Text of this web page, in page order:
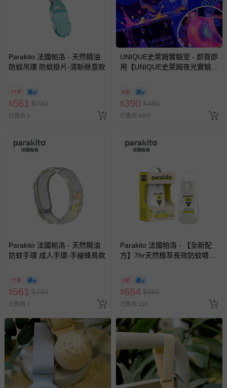
墊、寢具類等）。
-新生兒親膚衣物（嬰幼兒包巾與背巾、包屁衣、學習
褲、紗布衣等）。
-接觸性孕哺產品（奶嘴、奶瓶、擠乳器、哺乳衣、托腹
-其他原廠盒裝商品封口處已貼上「不可拆封」，或具警
示字句等說明貼紙、封條者。
國際航空、客運、訂房等服務。
相關的退換貨辦理流程，可詳見：退換貨 & 退款問題
其他常見問題：
區，可能會無法配送，或須依據商品需加收離島運費。廠商
亦保留出貨與否的權利。離島、偏遠地區、樓層親送等加價
費用，可能會另需加收。
商品實際的配達日期，可於訂單個人資料內的查詢訂單內，
已出貨通知之訊息為主。
情形，您可申請更換新品或退貨，請見：退貨的辦理流程。
若您對於會員帳號、商品訂購與資訊、購物流程、付款方
問，你可詳見：
媽咪愛客服中心。
預購商品：預購為海外同步代購，遇缺貨即會通知媽咪並協
助取消退款事宜。
商品如因「價格、組合」等錯誤原因，導致無法安排出貨，
會主動以簡訊及mail通知訂單取消事宜，並將提供適當補
償。
Parakito 法國帕洛 - 天然精油
防蚊吊環 防蚊掛片-清新綠意款
77折
$561 $730
已售出 3
UNIQUE史萊姆實驗室 - 即買即
用【UNIQUE史萊姆夜光實驗室
人小孩均一價(3歲以上需購票))
8折
$390 $490
已售出 4265
Parakito 法國帕洛 - 天然精油
防蚊手環 成人手環-手繪蜂鳥款
77折
$561 $730
已售出 1
Parakito 法國帕洛 - 【全新配
方】7hr天然植萃長效防蚊噴霧
8折
$684 $860
已售出 118